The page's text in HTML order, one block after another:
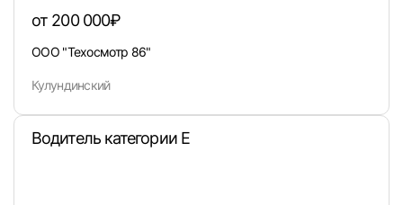
от 200 000₽
ООО "Техосмотр 86"
Кулундинский
Водитель категории E